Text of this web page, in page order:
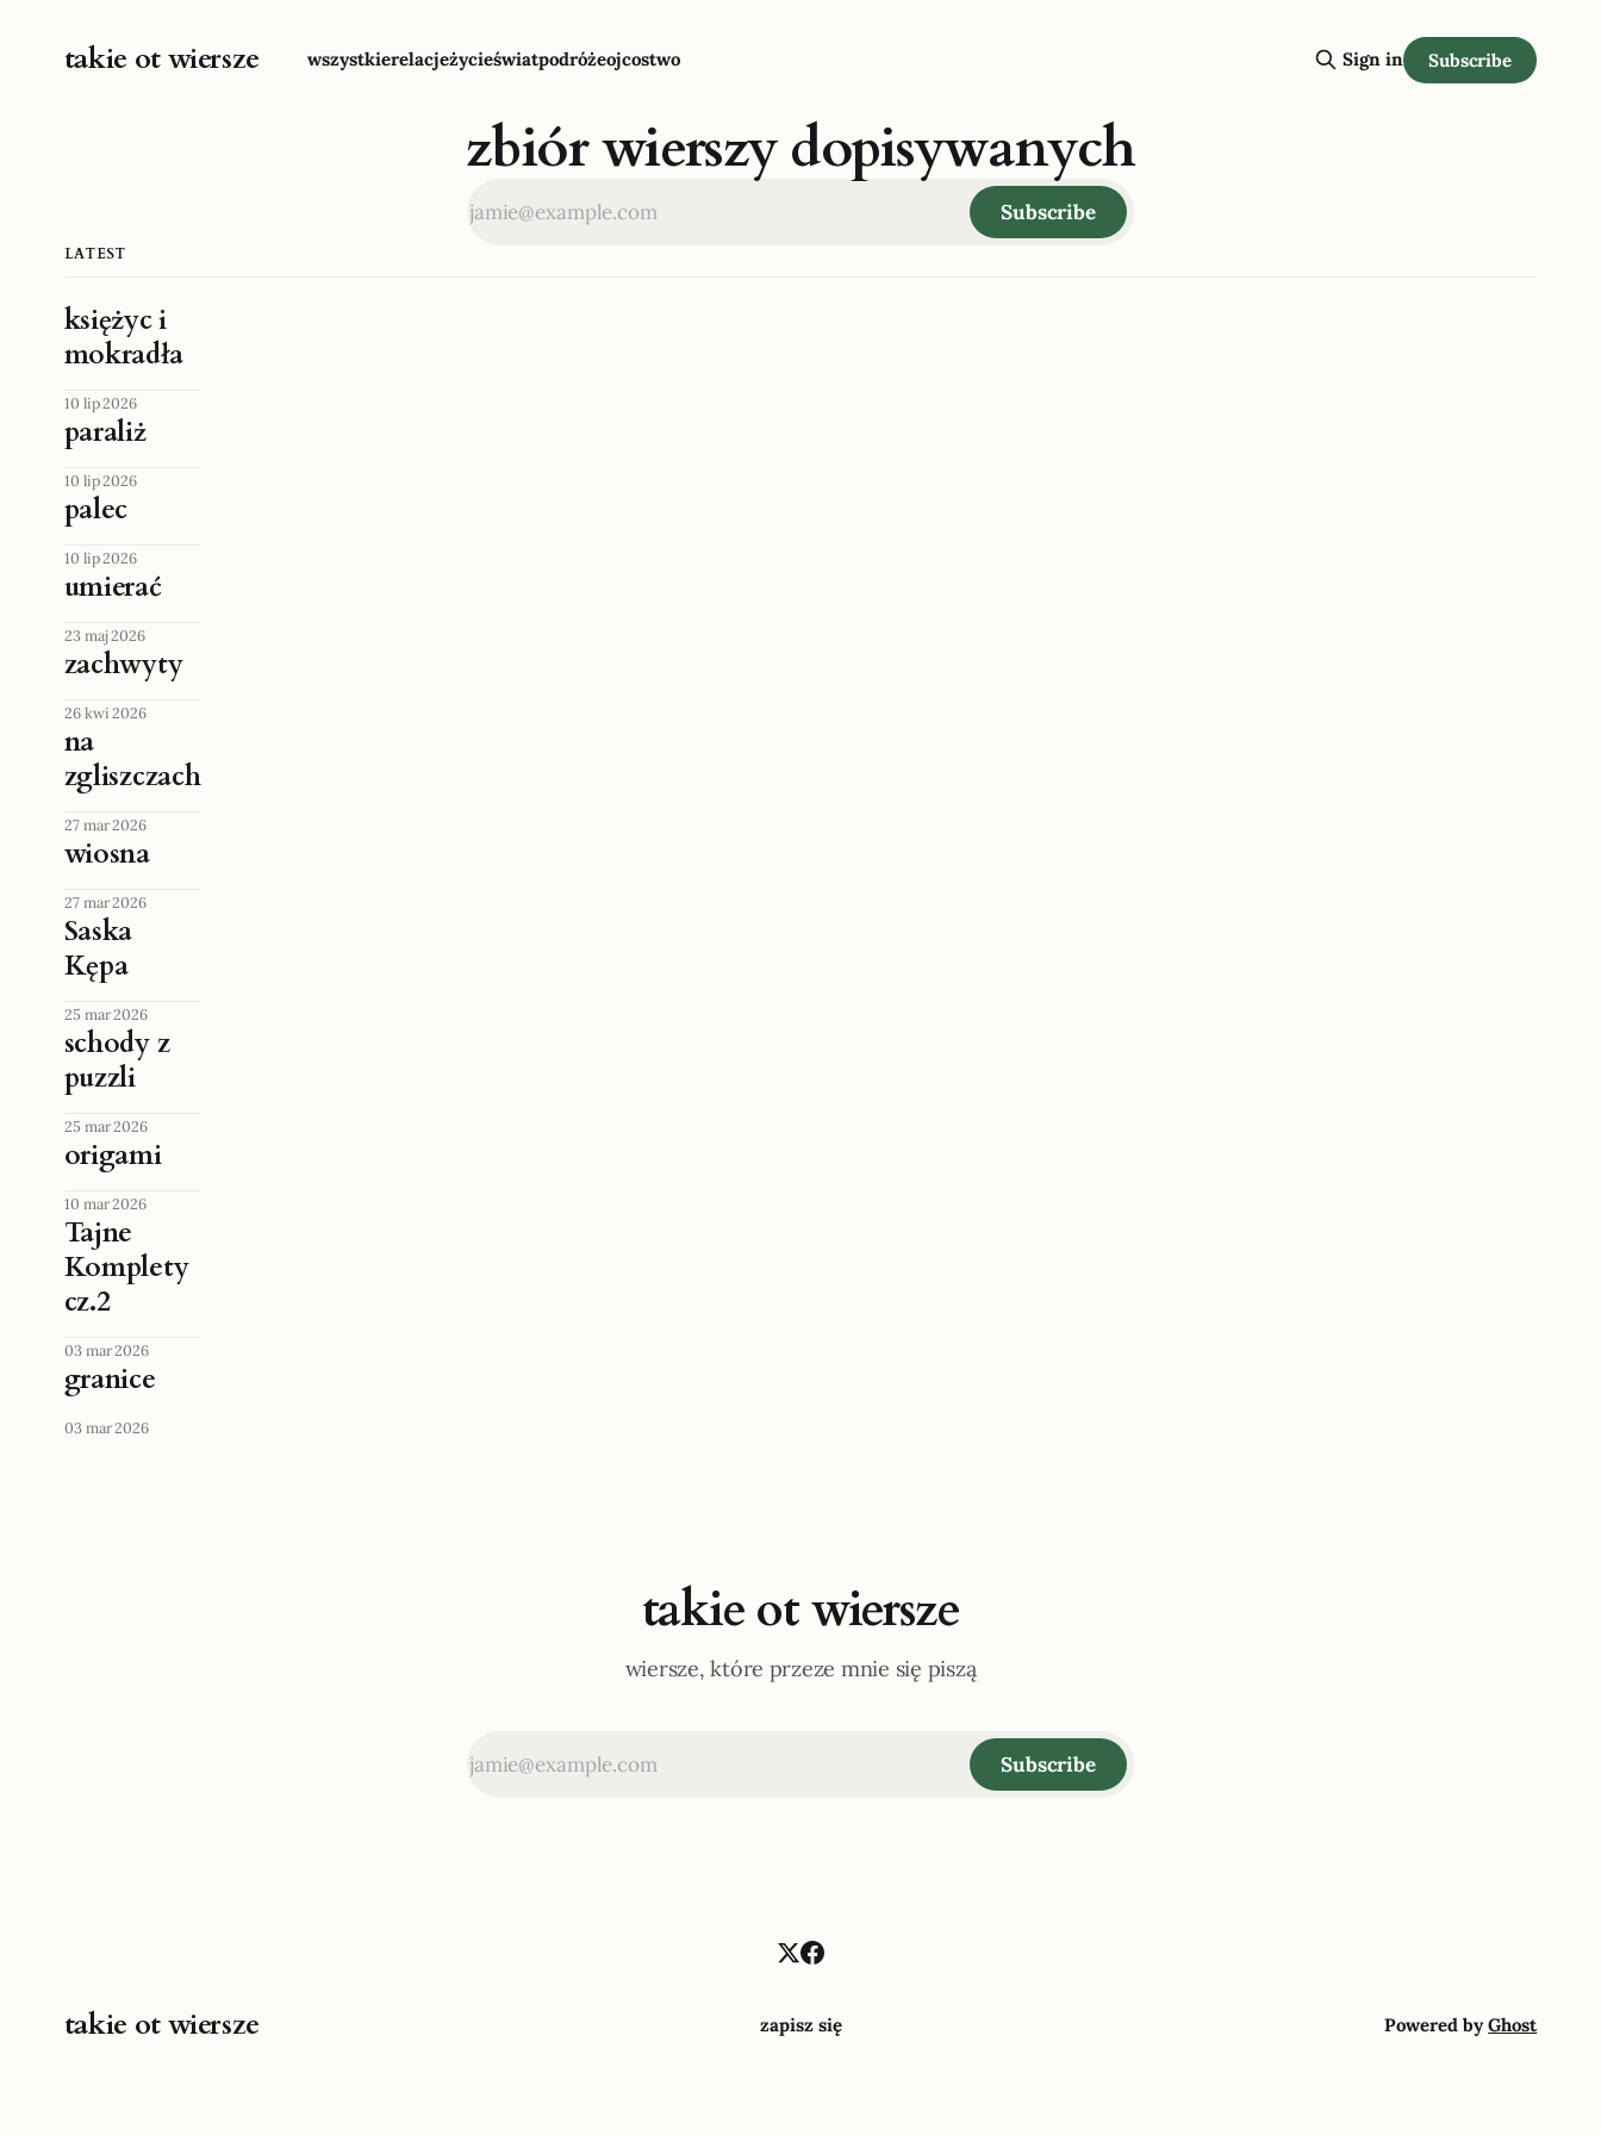
takie ot wiersze wszystkierelacjeżycieświatpodróżeojcostwo Sign in Subscribe
zbiór wierszy dopisywanych
Subscribe
LATEST
księżyc i
mokradła
10 lip 2026
paraliż
10 lip 2026
palec
10 lip 2026
umierać
23 maj 2026
zachwyty
26 kwi 2026
na
zgliszczach
27 mar 2026
wiosna
27 mar 2026
Saska
Kępa
25 mar 2026
schody z
puzzli
25 mar 2026
origami
10 mar 2026
Tajne
Komplety
cz.2
03 mar 2026
granice
03 mar 2026
takie ot wiersze
wiersze, które przeze mnie się piszą
Subscribe
takie ot wiersze zapisz się Powered byGhost